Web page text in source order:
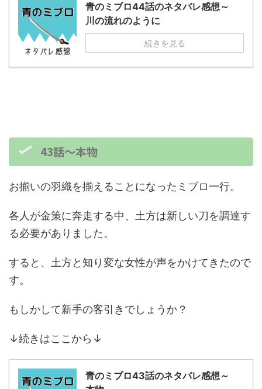
青のミブロ44話のネタバレ感想～
川の流れのように
続きを見る
43話～本物
お揃いの羽織を揃えることになったミブロ一行。
各人が金策に奔走する中、土方は新しい刀を調達す
る必要がありました。
すると、土方と知り変な女性が声をかけてきたので
す。
もしかして新手の客引きでしょうか？
↓続きはここから↓
青のミブロ43話のネタバレ感想～